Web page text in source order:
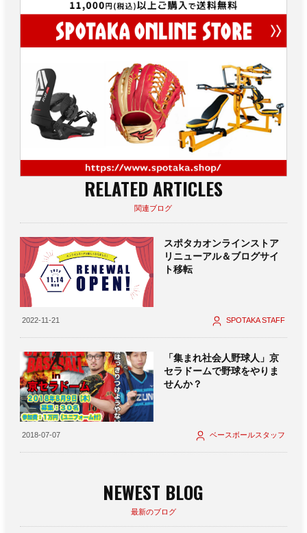
RELATED ARTICLES
関連ブログ
スポタカオンラインストア
リニューアル＆ブログサイ
ト移転
2022-11-21 SPOTAKA STAFF
「集まれ社会人野球人」京
セラドームで野球をやりま
せんか？
2018-07-07 ベースボールスタッフ
NEWEST BLOG
最新のブログ